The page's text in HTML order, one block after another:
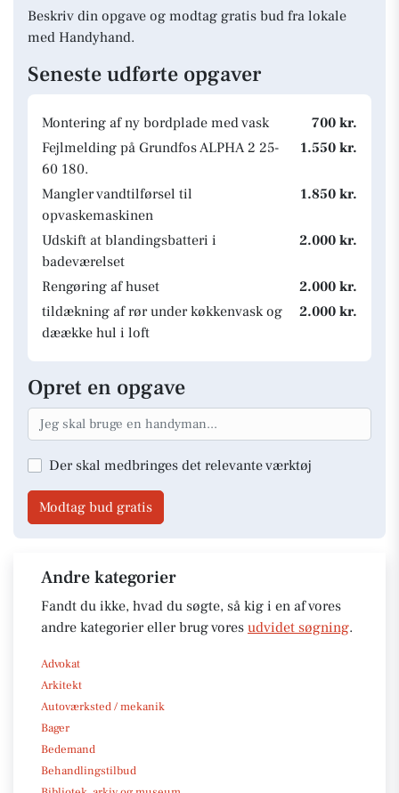
Beskriv din opgave og modtag gratis bud fra lokale
med Handyhand.
Seneste udførte opgaver
Montering af ny bordplade med vask
700 kr.
Fejlmelding på Grundfos ALPHA 2 25-
60 180.
1.550 kr.
Mangler vandtilførsel til
opvaskemaskinen
1.850 kr.
Udskift at blandingsbatteri i
badeværelset
2.000 kr.
Rengøring af huset
2.000 kr.
tildækning af rør under køkkenvask og
dæække hul i loft
2.000 kr.
Opret en opgave
Der skal medbringes det relevante værktøj
Modtag bud gratis
Andre kategorier
Fandt du ikke, hvad du søgte, så kig i en af vores
andre kategorier eller brug vores udvidet søgning.
Advokat
Arkitekt
Autoværksted / mekanik
Bager
Bedemand
Behandlingstilbud